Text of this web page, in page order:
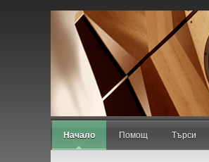
Добре дошъл/дошла, Гост. Моля,
регистрирай
Август 09, 2026, 12:35:15 pm
Начало Помощ Търси